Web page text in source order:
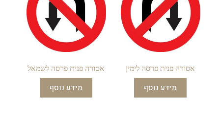
אסורה פנית פרסה לימין
מידע נוסף
אסורה פנית פרסה לשמאל
מידע נוסף